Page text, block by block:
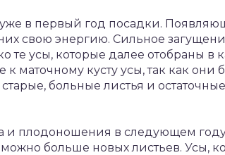
в первый год посадки.
свою энергию. Сильное
те усы, которые далее отобраны
маточному кусту усы, так как
больные листья и
и плодоношения в следующем году
больше новых листьев. Усы,